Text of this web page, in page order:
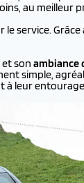
au meilleur
service.
son ambiance
simple,
à leur